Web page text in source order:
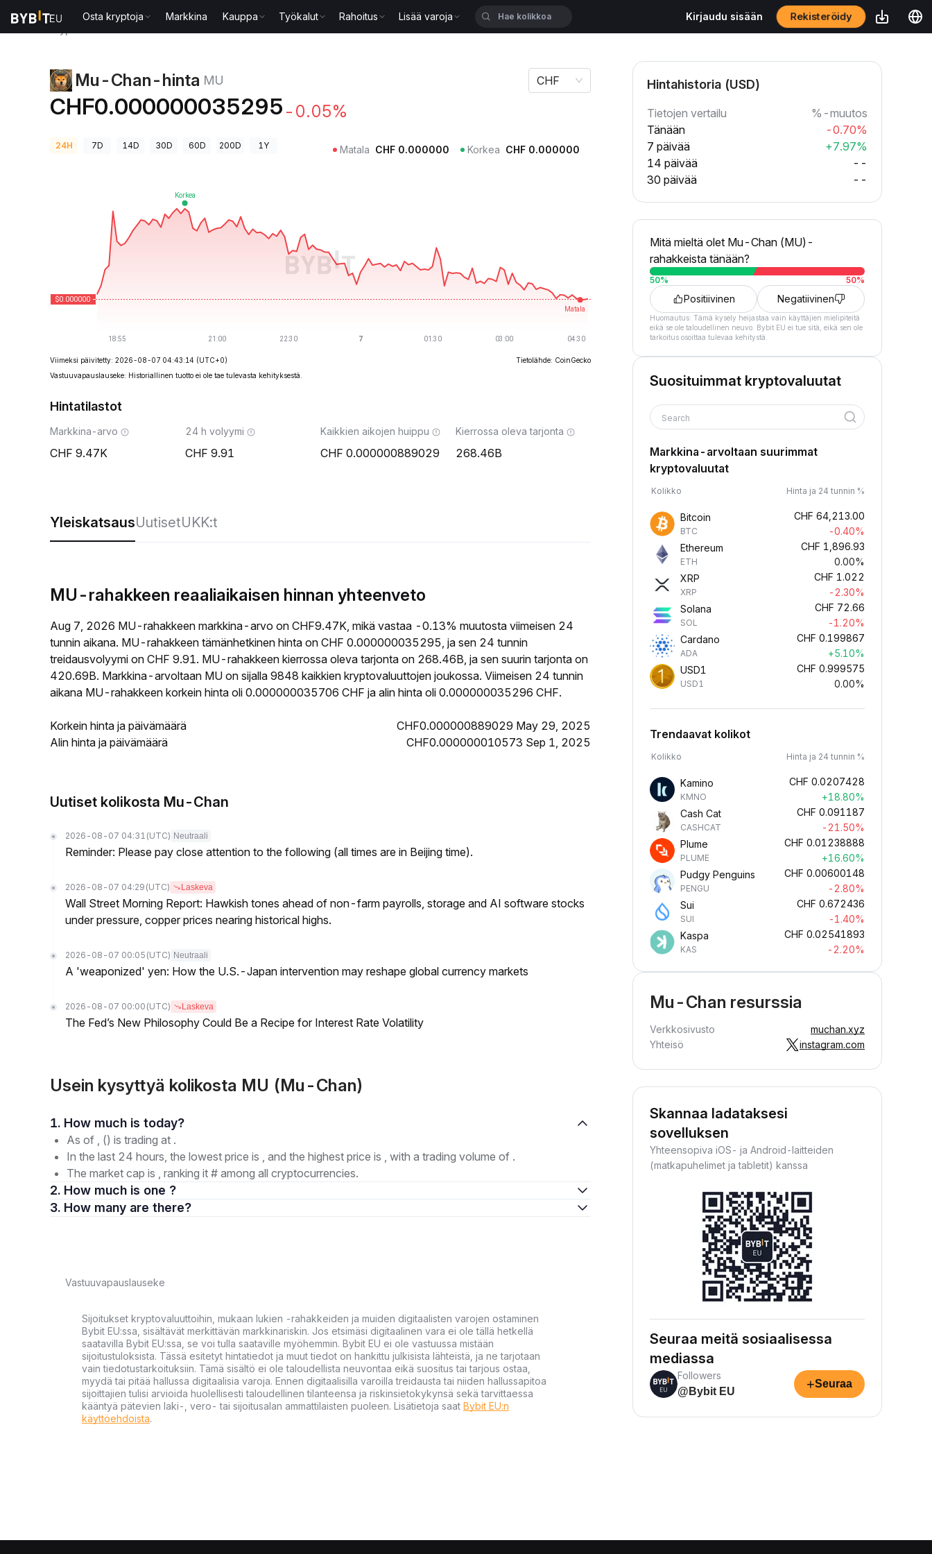
Osta kryptoja Markkina Kauppa Työkalut Rahoitus Lisää varoja Kirjaudu sisään Rekisteröidy
Mu-Chan-hinta MU
CHF0.000000035295 -0.05%
CHF
24H 7D 14D 30D 60D 200D 1Y Matala CHF 0.000000 Korkea CHF 0.000000
Viimeksi päivitetty: 2026-08-07 04:43:14 (UTC+0)
Tietolähde: CoinGecko
Vastuuvapauslauseke: Historiallinen tuotto ei ole tae tulevasta kehityksestä.
Hintatilastot
Markkina-arvo
9.47K
24 h volyymi
9.91
Kaikkien aikojen huippu
0.000000889029
Kierrossa oleva tarjonta
268.46B
YleiskatsausUutisetUKK:t
MU-rahakkeen reaaliaikaisen hinnan yhteenveto
Aug 7, 2026 MU-rahakkeen markkina-arvo on CHF9.47K, mikä vastaa -0.13% muutosta viimeisen 24
tunnin aikana. MU-rahakkeen tämänhetkinen hinta on CHF 0.000000035295, ja sen 24 tunnin
treidausvolyymi on CHF 9.91. MU-rahakkeen kierrossa oleva tarjonta on 268.46B, ja sen suurin tarjonta on
420.69B. Markkina-arvoltaan MU on sijalla 9848 kaikkien kryptovaluuttojen joukossa. Viimeisen 24 tunnin
aikana MU-rahakkeen korkein hinta oli 0.000000035706 CHF ja alin hinta oli 0.000000035296 CHF.
Korkein hinta ja päivämäärä
CHF0.000000889029 May 29, 2025
Alin hinta ja päivämäärä
CHF0.000000010573 Sep 1, 2025
Uutiset kolikosta Mu-Chan
2026-08-07 04:31 (UTC) Neutraali
Reminder: Please pay close attention to the following (all times are in Beijing time).
2026-08-07 04:29 (UTC) Laskeva
Wall Street Morning Report: Hawkish tones ahead of non-farm payrolls, storage and AI software stocks
under pressure, copper prices nearing historical highs.
2026-08-07 00:05 (UTC) Neutraali
A 'weaponized' yen: How the U.S.-Japan intervention may reshape global currency markets
2026-08-07 00:00 (UTC) Laskeva
The Fed’s New Philosophy Could Be a Recipe for Interest Rate Volatility
Usein kysyttyä kolikosta MU (Mu-Chan)
1. How much is today?
As of , () is trading at .
In the last 24 hours, the lowest price is , and the highest price is , with a trading volume of .
The market cap is , ranking it # among all cryptocurrencies.
2. How much is one ?
3. How many are there?
Vastuuvapauslauseke
Sijoitukset kryptovaluuttoihin, mukaan lukien -rahakkeiden ja muiden digitaalisten varojen ostaminen
Bybit EU:ssa, sisältävät merkittävän markkinariskin. Jos etsimäsi digitaalinen vara ei ole tällä hetkellä
saatavilla Bybit EU:ssa, se voi tulla saataville myöhemmin. Bybit EU ei ole vastuussa mistään
sijoitustuloksista. Tässä esitetyt hintatiedot ja muut tiedot on hankittu julkisista lähteistä, ja ne tarjotaan
vain tiedotustarkoituksiin. Tämä sisältö ei ole taloudellista neuvontaa eikä suositus tai tarjous ostaa,
myydä tai pitää hallussa digitaalisia varoja. Ennen digitaalisilla varoilla treidausta tai niiden hallussapitoa
sijoittajien tulisi arvioida huolellisesti taloudellinen tilanteensa ja riskinsietokykynsä sekä tarvittaessa
kääntyä pätevien laki-, vero- tai sijoitusalan ammattilaisten puoleen. Lisätietoja saat Bybit EU:n
käyttöehdoista.
Hintahistoria (USD)
Tietojen vertailu
%-muutos
Tänään
-0.70%
7 päivää
+7.97%
14 päivää
--
30 päivää
--
Mitä mieltä olet Mu-Chan (MU)-
rahakkeista tänään?
50% 50%
Positiivinen Negatiivinen
Huomautus: Tämä kysely heijastaa vain käyttäjien mielipiteitä
eikä se ole taloudellinen neuvo. Bybit EU ei tue sitä, eikä sen ole
tarkoitus osoittaa tulevaa kehitystä.
Suosituimmat kryptovaluutat
Search
Markkina-arvoltaan suurimmat
kryptovaluutat
Kolikko Hinta ja 24 tunnin %
Bitcoin
BTC
CHF 64,213.00
-0.40%
Ethereum
ETH
CHF 1,896.93
0.00%
XRP
XRP
CHF 1.022
-2.30%
Solana
SOL
CHF 72.66
-1.20%
Cardano
ADA
CHF 0.199867
+5.10%
USD1
USD1
CHF 0.999575
0.00%
Trendaavat kolikot
Kolikko Hinta ja 24 tunnin %
Kamino
KMNO
CHF 0.0207428
+18.80%
Cash Cat
CASHCAT
CHF 0.091187
-21.50%
Plume
PLUME
CHF 0.01238888
+16.60%
Pudgy Penguins
PENGU
CHF 0.00600148
-2.80%
Sui
SUI
CHF 0.672436
-1.40%
Kaspa
KAS
CHF 0.02541893
-2.20%
Mu-Chan resurssia
Verkkosivusto
muchan.xyz
Yhteisö
instagram.com
Skannaa ladataksesi
sovelluksen
Yhteensopiva iOS- ja Android-laitteiden
(matkapuhelimet ja tabletit) kanssa
Seuraa meitä sosiaalisessa
mediassa
Followers
@Bybit EU
+Seuraa